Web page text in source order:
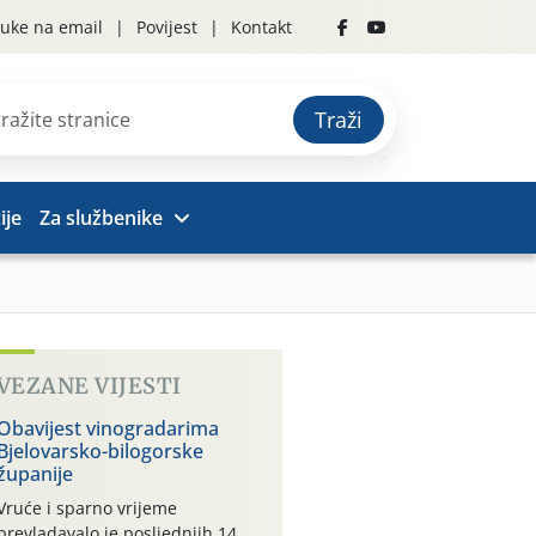
na email Povijest Kontakt
Traži
Za službenike
VIJESTI
vinogradarima
bilogorske
i sparno vrijeme